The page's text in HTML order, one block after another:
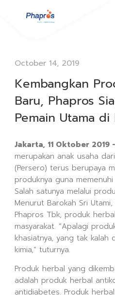
October 14, 2019
Kembangkan
Baru, Phapros
Pemain Utama di
Jakarta, 11 Oktober 2019 -
merupakan anak usaha
(Persero) terus berupaya
produknya guna
Salah satunya melalui
Menurut Barokah Sri
Phapros Tbk, produk
masyarakat. “Apalagi
khasiatnya, yang tak
kimia,” tuturnya.
Produk herbal yang
adalah produk herbal
antidiabetes. Produk